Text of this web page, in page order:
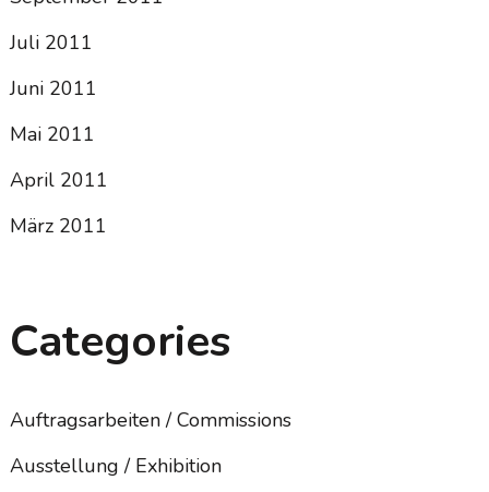
Juli 2011
Juni 2011
Mai 2011
April 2011
März 2011
Categories
Auftragsarbeiten / Commissions
Ausstellung / Exhibition